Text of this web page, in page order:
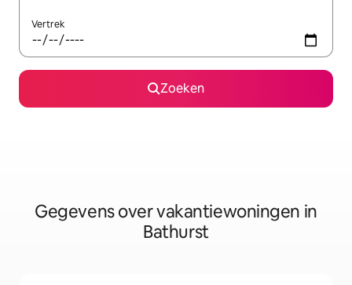
Vertrek
Zoeken
Gegevens over vakantiewoningen in
Bathurst